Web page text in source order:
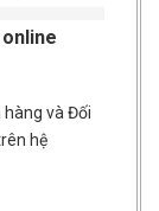
và Đối
hệ